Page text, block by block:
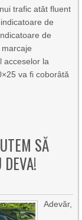
trafic atât fluent
de
de
acceselor la
va fi coborâtă
SĂ
Adevăr,